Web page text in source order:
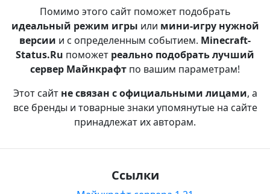
Помимо этого сайт поможет подобрать
идеальный режим игры или мини-игру нужной
версии и с определенным событием. Minecraft-
Status.Ru поможет реально подобрать лучший
сервер Майнкрафт по вашим параметрам!
Этот сайт не связан с официальными лицами, а
все бренды и товарные знаки упомянутые на сайте
принадлежат их авторам.
Ссылки